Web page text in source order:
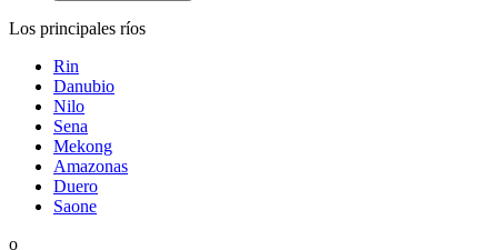
Los principales ríos
Rin
Danubio
Nilo
Sena
Mekong
Amazonas
Duero
Saone
o